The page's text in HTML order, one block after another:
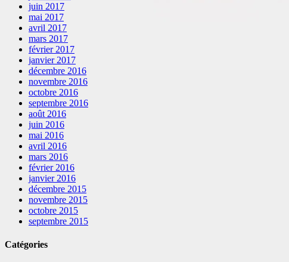
juin 2017
mai 2017
avril 2017
mars 2017
février 2017
janvier 2017
décembre 2016
novembre 2016
octobre 2016
septembre 2016
août 2016
juin 2016
mai 2016
avril 2016
mars 2016
février 2016
janvier 2016
décembre 2015
novembre 2015
octobre 2015
septembre 2015
Catégories